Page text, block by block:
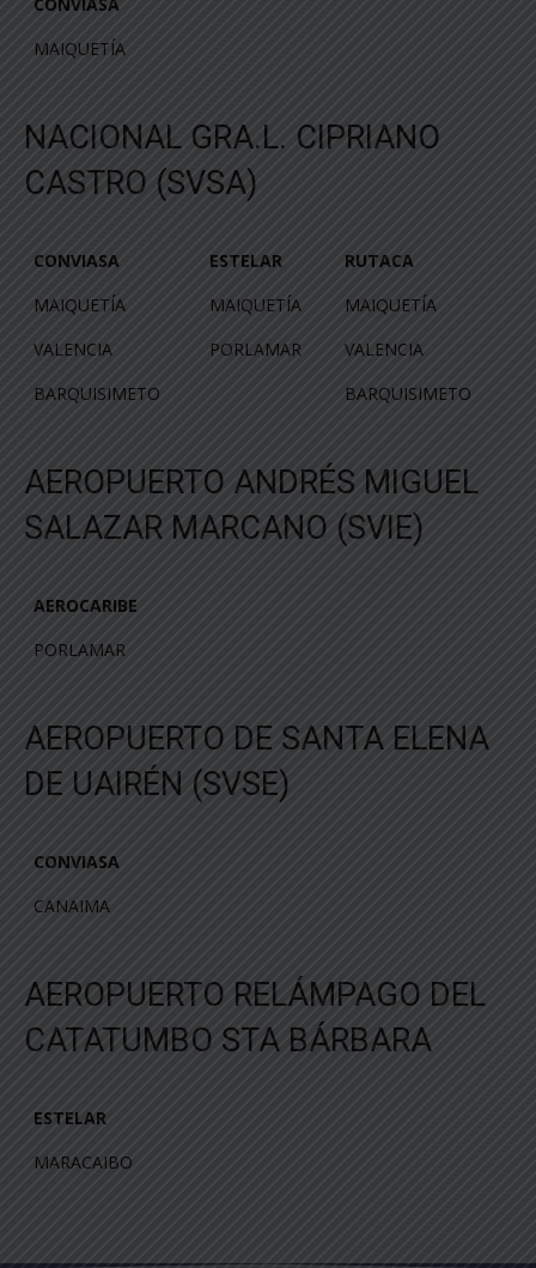
CONVIASA
MAIQUETÍA
NACIONAL GRA.L. CIPRIANO
CASTRO (SVSA)
CONVIASA ESTELAR
RUTACA
CONVIASA
ESTELAR RUTACA
MAIQUETÍA MAIQUETÍA
MAIQUETÍA
VALENCIA
PORLAMAR
VALENCIA
BARQUISIMETO
BARQUISIMETO
AEROPUERTO ANDRÉS MIGUEL
SALAZAR MARCANO (SVIE)
AEROCARIBE
AEROCARIBE
PORLAMAR
AEROPUERTO DE SANTA ELENA
DE UAIRÉN (SVSE)
CONVIASA
CONVIASA
CANAIMA
AEROPUERTO RELÁMPAGO DEL
CATATUMBO STA BÁRBARA
ESTELAR
ESTELAR
MARACAIBO